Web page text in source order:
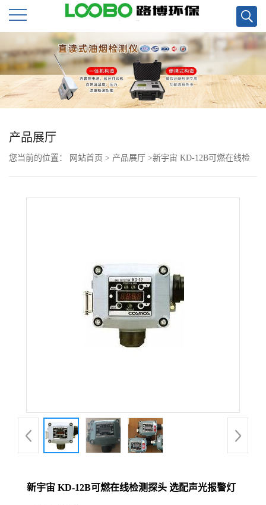
公
司
首
页
公
品
厅
产品展厅
您当前的位置： 网站首页 > 产品展厅 >新宇宙 KD-12B可燃在线检
新宇宙 KD-12B可燃在线检测探头 选配声光报警灯